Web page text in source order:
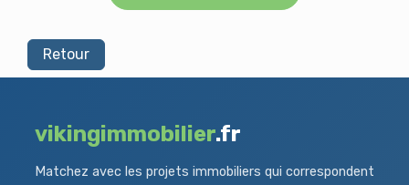
Retour
vikingimmobilier.fr
Matchez avec les projets immobiliers qui correspondent